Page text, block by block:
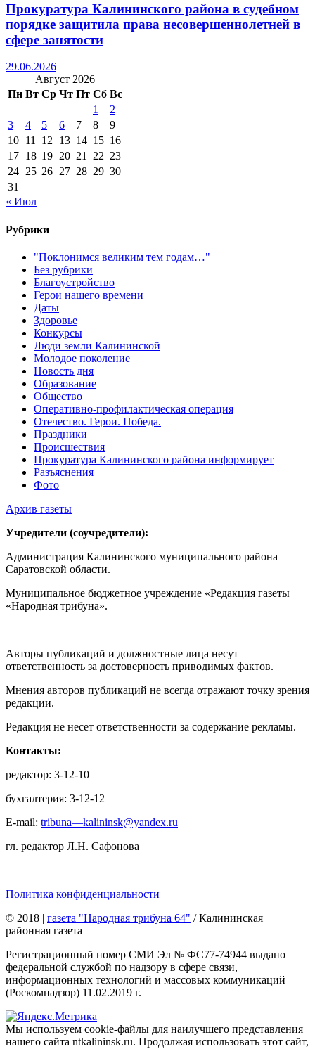
Прокуратура Калининского района в судебном
порядке защитила права несовершеннолетней в
сфере занятости
29.06.2026
Август 2026
Пн Вт Ср Чт Пт Сб Вс
1
2
3
4 5 6 7 8
9
10 11 12 13 14 15 16
17 18 19 20 21 22 23
24 25 26 27 28 29 30
31
« Июл
Рубрики
"Поклонимся великим тем годам…"
Без рубрики
Благоустройство
Герои нашего времени
Даты
Здоровье
Конкурсы
Люди земли Калининской
Молодое поколение
Новость дня
Образование
Общество
Оперативно-профилактическая операция
Отечество. Герои. Победа.
Праздники
Происшествия
Прокуратура Калининского района информирует
Разъяснения
Фото
Архив газеты
Учредители (соучредители):
Администрация Калининского муниципального района
Саратовской области.
Муниципальное бюджетное учреждение «Редакция газеты
«Народная трибуна».
Авторы публикаций и должностные лица несут
ответственность за достоверность приводимых фактов.
Мнения авторов публикаций не всегда отражают точку зрения
редакции.
Редакция не несет ответственности за содержание рекламы.
Контакты:
редактор: 3-12-10
бухгалтерия: 3-12-12
E-mail: tribuna—kalininsk@yandex.ru
гл. редактор Л.Н. Сафонова
Политика конфиденциальности
© 2018 | газета "Народная трибуна 64" / Калининская
районная газета
Регистрационный номер СМИ Эл № ФС77-74944 выдано
федеральной службой по надзору в сфере связи,
информационных технологий и массовых коммуникаций
(Роскомнадзор) 11.02.2019 г.
Мы используем cookie-файлы для наилучшего представления
нашего сайта ntkalininsk.ru. Продолжая использовать этот сайт,